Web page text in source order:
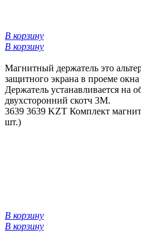
В корзину
В корзину
Магнитный держатель это
защитного экрана в проеме
Держатель устанавливается на
двухсторонний скотч 3М.
3639 3639 KZT Комплект
шт.)
В корзину
В корзину